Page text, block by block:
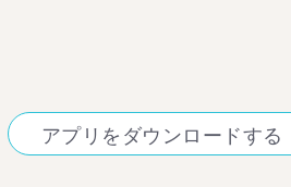
アプリをダウンロードする